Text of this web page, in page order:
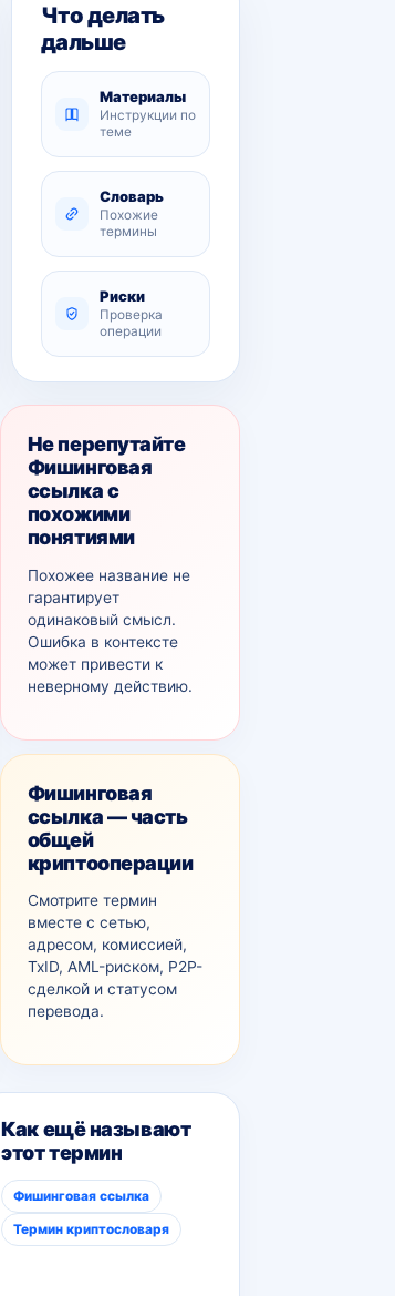
Что делать
дальше
Материалы
Инструкции по
теме
Словарь
Похожие
термины
Риски
Проверка
операции
Не перепутайте
Фишинговая
ссылка с
похожими
понятиями
Похожее название не
гарантирует
одинаковый смысл.
Ошибка в контексте
может привести к
неверному действию.
Фишинговая
ссылка — часть
общей
криптооперации
Смотрите термин
вместе с сетью,
адресом, комиссией,
TxID, AML-рискoм, P2P-
сделкой и статусом
перевода.
Как ещё называют
этот термин
Фишинговая ссылка
Термин криптословаря